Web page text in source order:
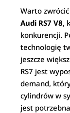
Warto
Audi RS7 V8,
konkurencji.
technologię
jeszcze
RS7 jest
demand,
cylindrów w
jest